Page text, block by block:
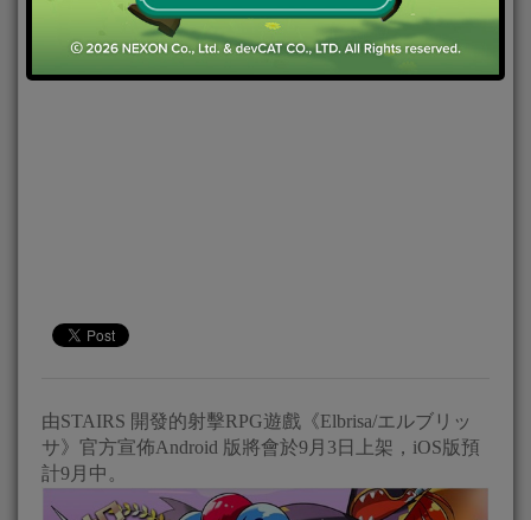
由STAIRS 開發的射擊RPG遊戲《Elbrisa/エルブリッ
サ》官方宣佈Android 版將會於9月3日上架，iOS版預
計9月中。